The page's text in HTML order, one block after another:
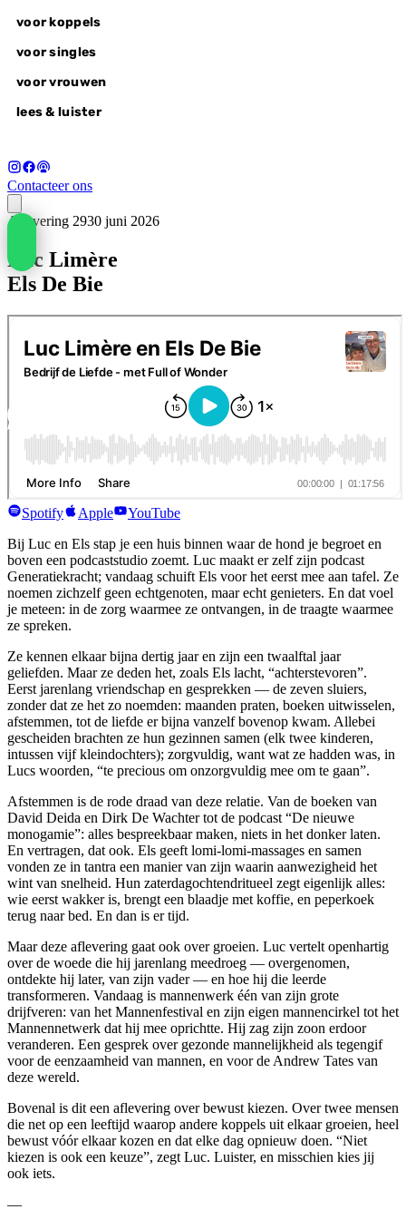
voor koppels
voor singles
voor vrouwen
lees & luister
Contacteer ons
liefdesvragen
wonderlovers @home
wonderlovers experience
wake-up call
voor singles
alle retreats
autumn of awakening, 18-20 sep
lees & luister
full of wonder agenda
blog
podcast
ons verhaal
Contacteer ons
Aflevering 2930 juni 2026
Luc Limère
Els De Bie
Spotify Apple
YouTube
Bij Luc en Els stap je een huis binnen waar de hond je begroet en
boven een podcaststudio zoemt. Luc maakt er zelf zijn podcast
Generatiekracht; vandaag schuift Els voor het eerst mee aan tafel. Ze
noemen zichzelf geen echtgenoten, maar echt genieters. En dat voel
je meteen: in de zorg waarmee ze ontvangen, in de traagte waarmee
ze spreken.
Ze kennen elkaar bijna dertig jaar en zijn een twaalftal jaar
geliefden. Maar ze deden het, zoals Els lacht, “achterstevoren”.
Eerst jarenlang vriendschap en gesprekken — de zeven sluiers,
zonder dat ze het zo noemden: maanden praten, boeken uitwisselen,
afstemmen, tot de liefde er bijna vanzelf bovenop kwam. Allebei
gescheiden brachten ze hun gezinnen samen (elk twee kinderen,
intussen vijf kleindochters); zorgvuldig, want wat ze hadden was, in
Lucs woorden, “te precious om onzorgvuldig mee om te gaan”.
Afstemmen is de rode draad van deze relatie. Van de boeken van
David Deida en Dirk De Wachter tot de podcast “De nieuwe
monogamie”: alles bespreekbaar maken, niets in het donker laten.
En vertragen, dat ook. Els geeft lomi-lomi-massages en samen
vonden ze in tantra een manier van zijn waarin aanwezigheid het
wint van snelheid. Hun zaterdagochtendritueel zegt eigenlijk alles:
wie eerst wakker is, brengt een blaadje met koffie, en peperkoek
terug naar bed. En dan is er tijd.
Maar deze aflevering gaat ook over groeien. Luc vertelt openhartig
over de woede die hij jarenlang meedroeg — overgenomen,
ontdekte hij later, van zijn vader — en hoe hij die leerde
transformeren. Vandaag is mannenwerk één van zijn grote
drijfveren: van het Mannenfestival en zijn eigen mannencirkel tot het
Mannennetwerk dat hij mee oprichtte. Hij zag zijn zoon erdoor
veranderen. Een gesprek over gezonde mannelijkheid als tegengif
voor de eenzaamheid van mannen, en voor de Andrew Tates van
deze wereld.
Bovenal is dit een aflevering over bewust kiezen. Over twee mensen
die net op een leeftijd waarop andere koppels uit elkaar groeien, heel
bewust vóór elkaar kozen en dat elke dag opnieuw doen. “Niet
kiezen is ook een keuze”, zegt Luc. Luister, en misschien kies jij
ook iets.
—